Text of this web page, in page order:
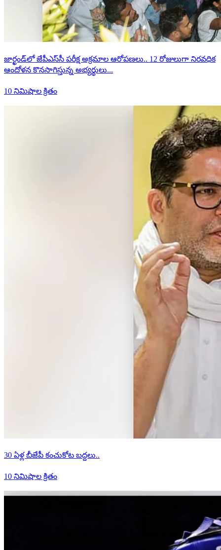
జార్ఖండ్‌లో జేపీఎస్‌సీ పరీక్ష అక్రమాల ఆరోపణలు.. 12 రోజులుగా నిరవధిక
ఆందోళన కొనసాగిస్తున్న అభ్యర్థులు...
10 నిమిషాల క్రితం
30 ఏళ్ల బీజేపీ కంచుకోట బద్దలు..
10 నిమిషాల క్రితం